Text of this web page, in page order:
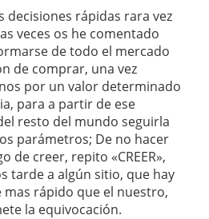
decisiones rápidas rara vez
veces os he comentado
de todo el mercado
de comprar, una vez
por un valor determinado
para a partir de ese
resto del mundo seguirla
parámetros; De no hacer
de creer, repito «CREER»,
tarde a algún sitio, que hay
rápido que el nuestro,
la equivocación.